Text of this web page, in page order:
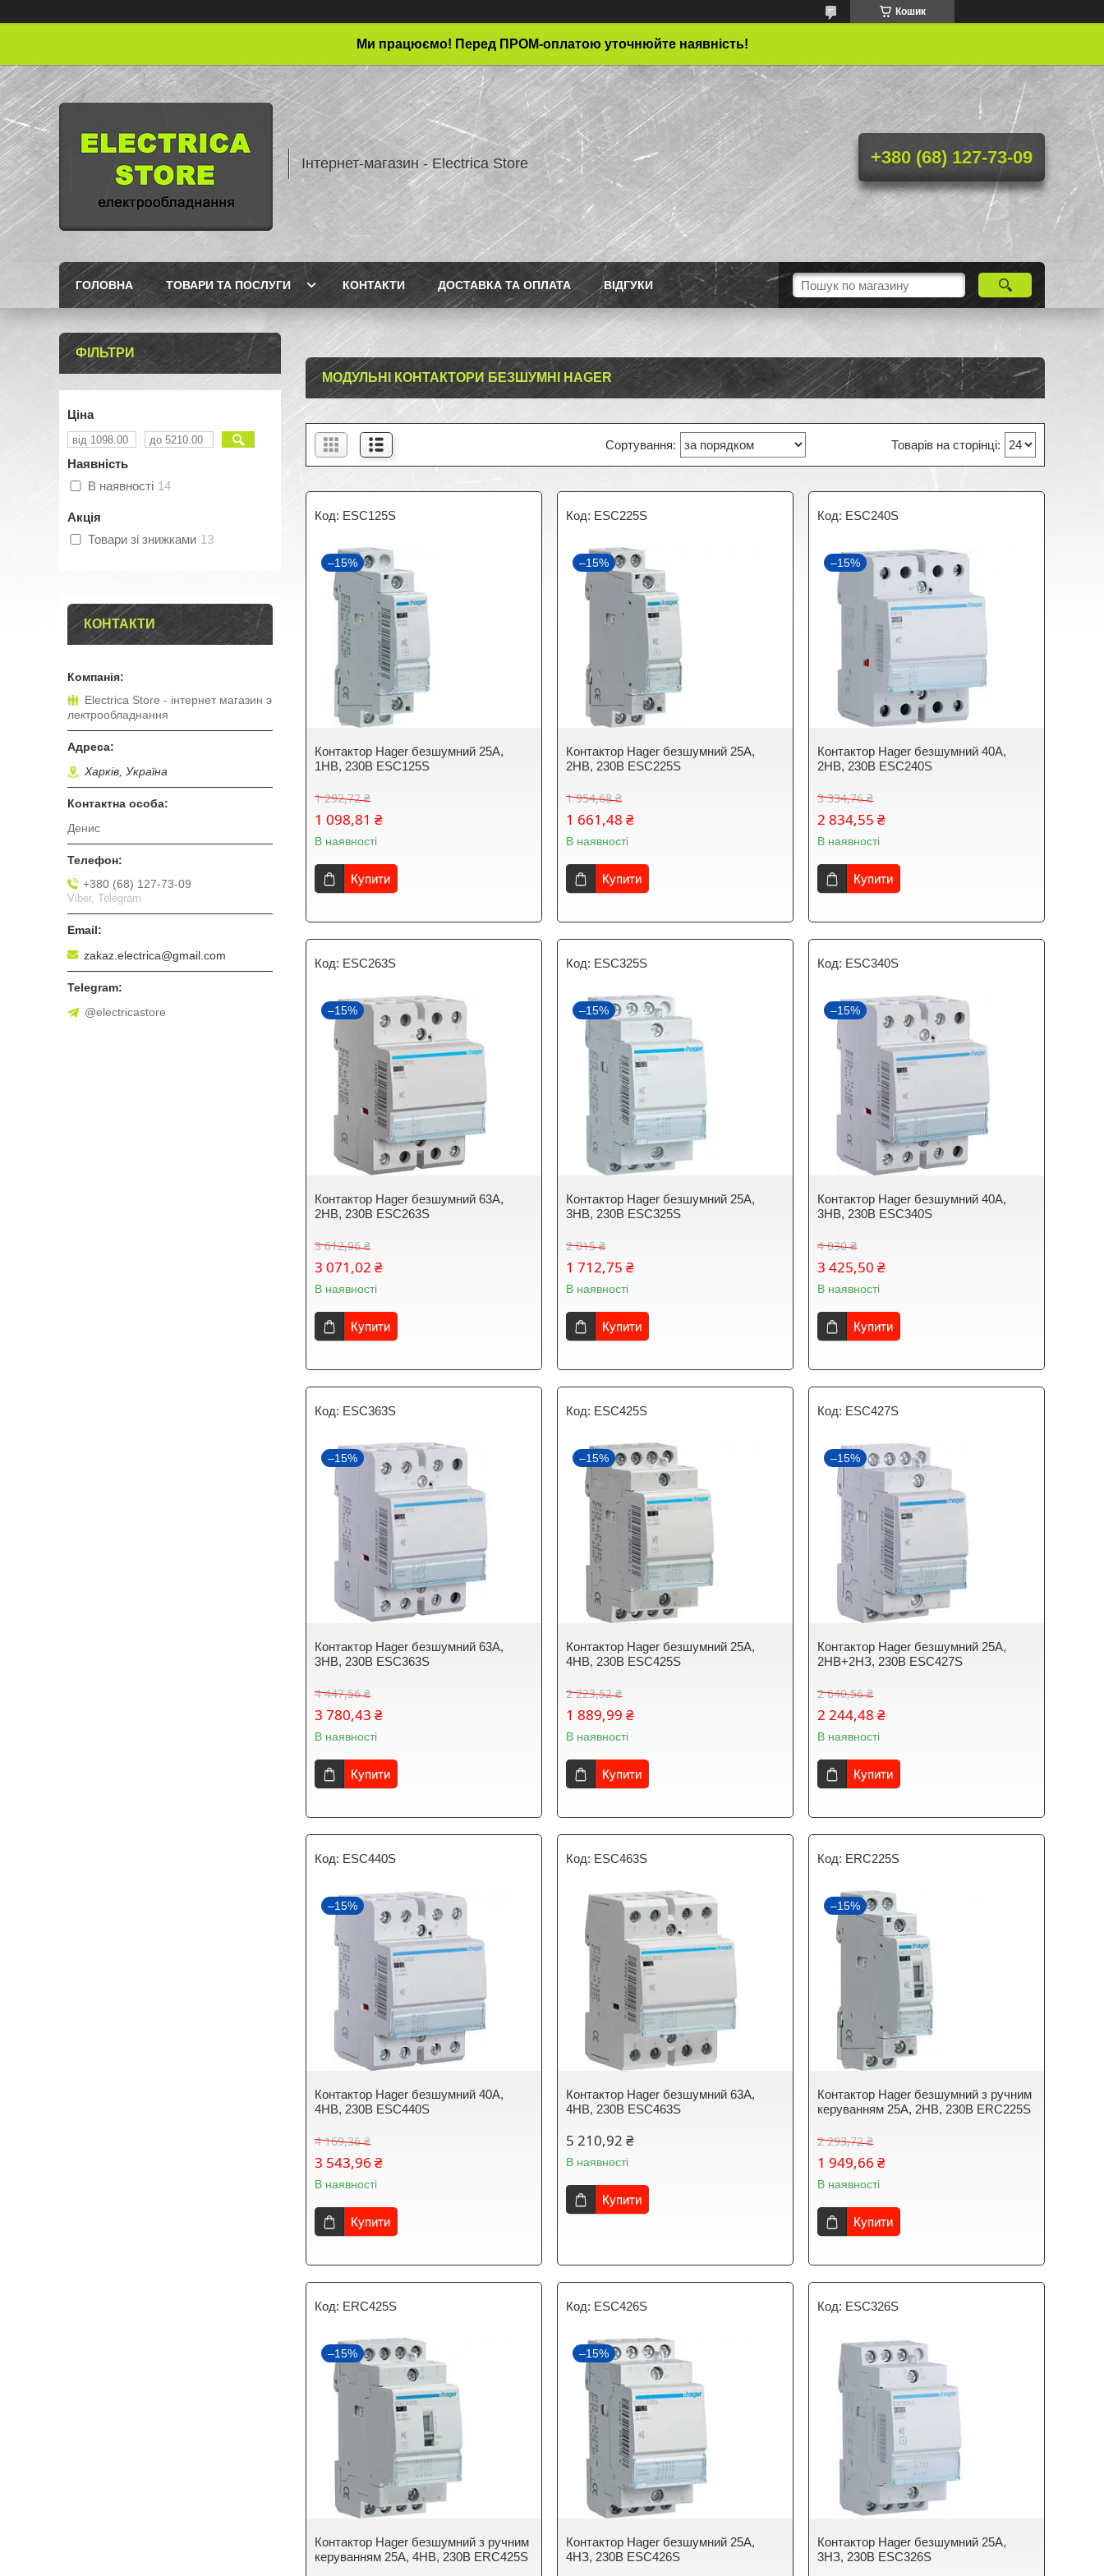
Кошик
Ми працюємо! Перед ПРОМ-оплатою уточнюйте наявність!
Інтернет-магазин - Electrica Store +380 (68) 127-73-09
ГОЛОВНА ТОВАРИ ТА ПОСЛУГИ КОНТАКТИ ДОСТАВКА ТА ОПЛАТА ВІДГУКИ
МОДУЛЬНІ КОНТАКТОРИ БЕЗШУМНІ HAGER
ESC125S
–15%
Контактор Hager безшумний 25A,
1НВ, 230В ESC125S
1 292,72 ₴
1 098,81 ₴
В наявності
Купити
ESC225S
–15%
Контактор Hager безшумний 25A,
2НВ, 230В ESC225S
1 954,68 ₴
1 661,48 ₴
В наявності
Купити
ESC240S
–15%
Контактор Hager безшумний 40A,
2НВ, 230В ESC240S
3 334,76 ₴
2 834,55 ₴
В наявності
Купити
ESC263S
–15%
Контактор Hager безшумний 63A,
2НВ, 230В ESC263S
3 612,96 ₴
3 071,02 ₴
В наявності
Купити
ESC325S
–15%
Контактор Hager безшумний 25A,
3НВ, 230В ESC325S
2 015 ₴
1 712,75 ₴
В наявності
Купити
ESC340S
–15%
Контактор Hager безшумний 40A,
3НВ, 230В ESC340S
4 030 ₴
3 425,50 ₴
В наявності
Купити
ESC363S
–15%
Контактор Hager безшумний 63A,
3НВ, 230В ESC363S
4 447,56 ₴
3 780,43 ₴
В наявності
Купити
ESC425S
–15%
Контактор Hager безшумний 25A,
4НВ, 230В ESC425S
2 223,52 ₴
1 889,99 ₴
В наявності
Купити
ESC427S
–15%
Контактор Hager безшумний 25A,
2НВ+2НЗ, 230В ESC427S
2 640,56 ₴
2 244,48 ₴
В наявності
Купити
ESC440S
–15%
Контактор Hager безшумний 40A,
4НВ, 230В ESC440S
4 169,36 ₴
3 543,96 ₴
В наявності
Купити
ESC463S
Контактор Hager безшумний 63A,
4НВ, 230В ESC463S
5 210,92 ₴
В наявності
Купити
ERC225S
–15%
Контактор Hager безшумний з ручним
керуванням 25A, 2НВ, 230В ERC225S
2 293,72 ₴
1 949,66 ₴
В наявності
Купити
ERC425S
–15%
Контактор Hager безшумний з ручним
керуванням 25A, 4НВ, 230В ERC425S
ESC426S
–15%
Контактор Hager безшумний 25A,
4НЗ, 230В ESC426S
ESC326S
Контактор Hager безшумний 25A,
3НЗ, 230В ESC326S
ФІЛЬТРИ
Ціна
Наявність
В наявності 14
Акція
Товари зі знижками 13
КОНТАКТИ
Electrica Store - інтернет магазин э
лектрообладнання
Харків, Україна
Денис
+380 (68) 127-73-09
Viber, Telegram
zakaz.electrica@gmail.com
@electricastore